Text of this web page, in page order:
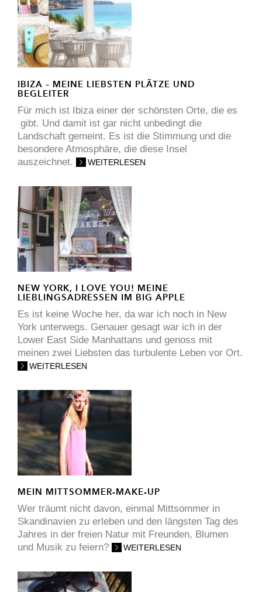
IBIZA – MEINE LIEBSTEN PLÄTZE UND
BEGLEITER
Für mich ist Ibiza einer der schönsten Orte, die es
gibt. Und damit ist gar nicht unbedingt die
Landschaft gemeint. Es ist die Stimmung und die
besondere Atmosphäre, die diese Insel
auszeichnet.
WEITERLESEN
NEW YORK, I LOVE YOU! MEINE
LIEBLINGSADRESSEN IM BIG APPLE
Es ist keine Woche her, da war ich noch in New
York unterwegs. Genauer gesagt war ich in der
Lower East Side Manhattans und genoss mit
meinen zwei Liebsten das turbulente Leben vor Ort.
WEITERLESEN
MEIN MITTSOMMER-MAKE-UP
Wer träumt nicht davon, einmal Mittsommer in
Skandinavien zu erleben und den längsten Tag des
Jahres in der freien Natur mit Freunden, Blumen
und Musik zu feiern?
WEITERLESEN